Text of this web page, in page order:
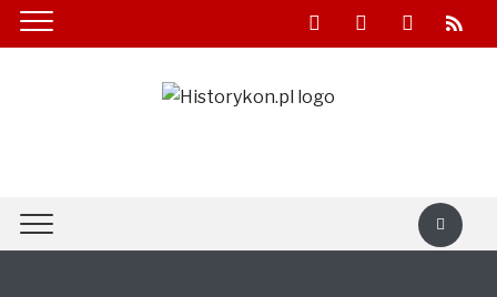
facebookyoutube twitter rss